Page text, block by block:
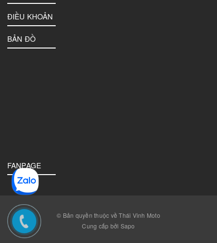
ĐIỀU KHOẢN
BẢN ĐỒ
FANPAGE
© Bản quyền thuộc về Thái Vinh Moto
Cung cấp bởi Sapo